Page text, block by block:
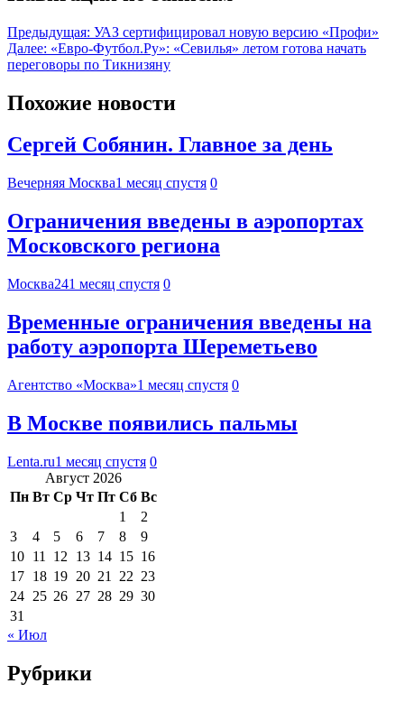
Предыдущая: УАЗ сертифицировал новую версию «Профи»
Далее: «Евро-Футбол.Ру»: «Севилья» летом готова начать
переговоры по Тикнизяну
Похожие новости
Сергей Собянин. Главное за день
Вечерняя Москва1 месяц спустя 0
Ограничения введены в аэропортах
Московского региона
Москва241 месяц спустя 0
Временные ограничения введены на
работу аэропорта Шереметьево
Агентство «Москва»1 месяц спустя 0
В Москве появились пальмы
Lenta.ru1 месяц спустя 0
Август 2026
Пн Вт Ср Чт Пт Сб Вс
1
2
3
4 5 6 7 8
9
10 11 12 13 14 15 16
17 18 19 20 21 22 23
24 25 26 27 28 29 30
31
« Июл
Рубрики